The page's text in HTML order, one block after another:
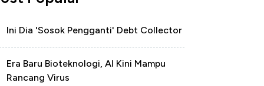
Ini Dia 'Sosok Pengganti' Debt Collector
Era Baru Bioteknologi, AI Kini Mampu
Rancang Virus